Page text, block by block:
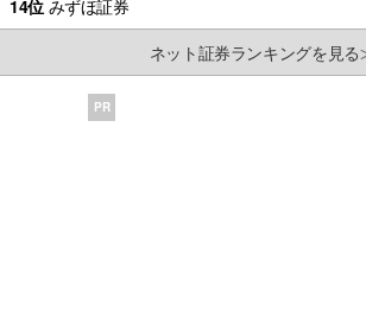
14位 みずほ証券
ネット証券ランキングを見
PR